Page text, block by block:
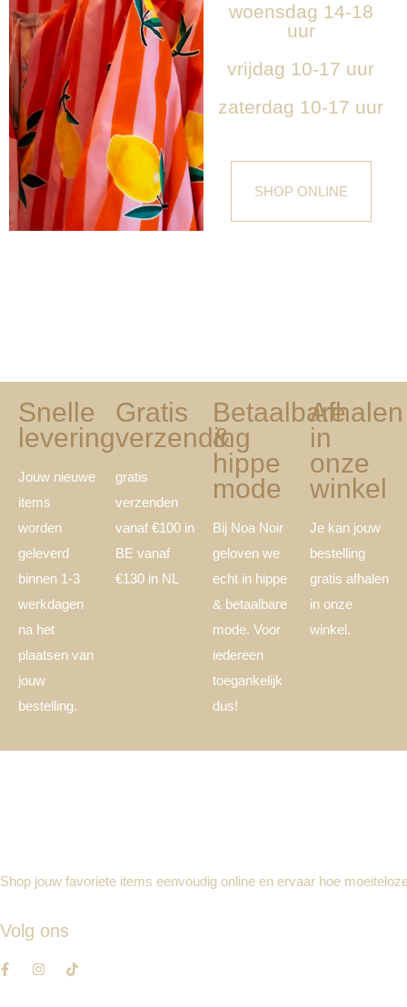
woensdag 14-18
uur
vrijdag 10-17 uur
zaterdag 10-17 uur
SHOP ONLINE
Snelle
levering
Jouw nieuwe
items
worden
geleverd
binnen 1-3
werkdagen
na het
plaatsen van
jouw
bestelling.
Gratis
verzending
gratis
verzenden
vanaf €100 in
BE vanaf
€130 in NL
Betaalbare
&
hippe
mode
Bij Noa Noir
geloven we
echt in hippe
& betaalbare
mode. Voor
iedereen
toegankelijk
dus!
Afhalen
in
onze
winkel
Je kan jouw
bestelling
gratis afhalen
in onze
winkel.
Shop jouw favoriete items eenvoudig online en ervaar hoe
Volg ons